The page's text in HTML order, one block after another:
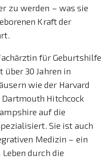
zu werden – was sie
Kraft der
für Geburtshilfe
über 30 Jahren in
wie der Harvard
Hitchcock
auf die
Sie ist auch
Medizin – ein
durch die